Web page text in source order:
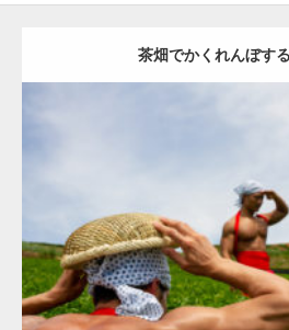
茶畑でかくれんぼす
茶畑のマッチョ その他 TOSHI(
ョ) 肩 上腕三頭筋 背中
ダウンロード